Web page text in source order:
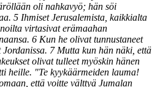
oli nahkavyö; hän söi
5 Ihmiset Jerusalemista, kaikkialta
virtasivat erämaahan
6 Kun he olivat tunnustaneet
7 Mutta kun hän näki, että
olivat tulleet myöskin hänen
heille. "Te kyykäärmeiden lauma!
että voitte välttyä Jumalan